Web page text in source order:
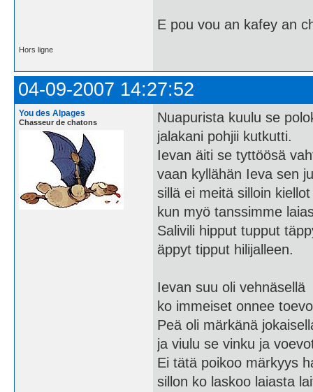
E pou vou an kafey an
Hors ligne
04-09-2007 14:27:52
You des Alpages
Chasseur de chatons
Nuapurista kuulu se
jalakani pohjii kutkutti.
Ievan äiti se tyttöösä
vaan kyllähän Ieva sen
sillä ei meitä silloin
kun myö tanssimme
Salivili hipput tupput
äppyt tipput hilijalleen.
Ievan suu oli vehnäsellä
ko immeiset onnee
Peä oli märkänä
ja viulu se vinku ja
Ei tätä poikoo märkyys
sillon ko laskoo laiasta